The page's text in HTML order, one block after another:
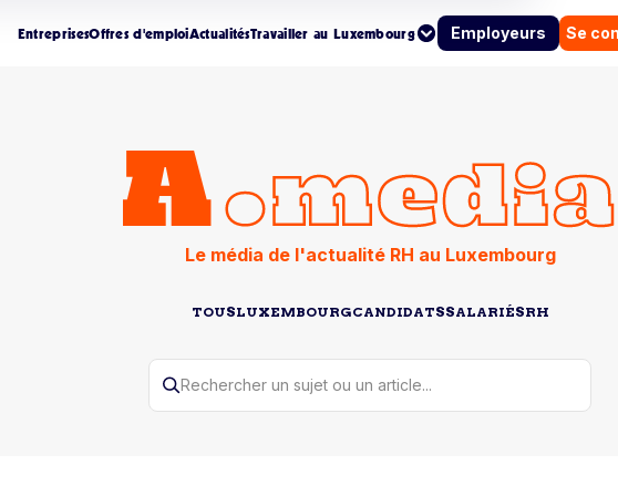
EntreprisesOffres d'emploiActualitésTravailler au Luxembourg Employeurs Se
Le média de l'actualité RH au Luxembourg
TOUSLUXEMBOURGCANDIDATSSALARIÉSRH
Rechercher un sujet ou un article...